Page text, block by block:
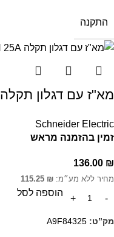
התקנה
מא"ז עם דגלון תקלה 3P iC60H 25A
Schneider Electric
זמין בהזמנה מראש
136.00 ₪
מחיר ללא מע״מ: 115.25 ₪
הוספה לסל
מק”ט: A9F84325